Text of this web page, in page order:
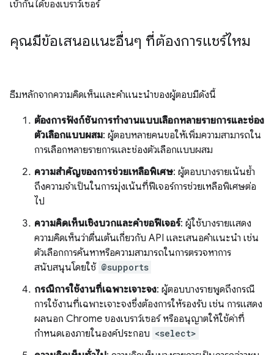
เข้ากันได้ของเบราว์เซอร์
คุณมีข้อเสนอแนะอื่นๆ ที่ต้องการแชร์ไหม
ธีมหลักจากความคิดเห็นและคำแนะนำของผู้ตอบมีดังนี้
ต้องการฟังก์ชันการทำงานแบบเลือกหลายรายการและช่อง
ตัวเลือกแบบผสม: ผู้ตอบหลายคนขอให้เพิ่มความสามารถใน
การเลือกหลายรายการและช่องตัวเลือกแบบผสม
ความสำคัญของการช่วยเหลือพิเศษ: ผู้ตอบบางรายเน้นย้ำ
ถึงความจําเป็นในการมุ่งเน้นที่ฟีเจอร์การช่วยเหลือพิเศษต่อ
ไป
ความคิดเห็นเชิงบวกและคำขอฟีเจอร์: ผู้ใช้บางรายแสดง
ความคิดเห็นว่าตื่นเต้นเกี่ยวกับ API และเสนอคําแนะนํา เช่น
ตัวเลือกการค้นหาหรือความสามารถในการตรวจหาการ
สนับสนุนโดยใช้ @supports
กรณีการใช้งานที่เฉพาะเจาะจง: ผู้ตอบบางรายพูดถึงกรณี
การใช้งานที่เฉพาะเจาะจงซึ่งต้องการให้รองรับ เช่น การแสดง
ผลนอก Chrome ของเบราว์เซอร์ หรืออนุญาตให้ใช้ค่าที่
กำหนดเองภายในองค์ประกอบ <select>